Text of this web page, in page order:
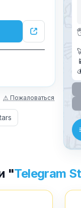
Как
⚠ Пожаловаться
"Telegram